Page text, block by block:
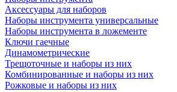
Аксессуары для наборов
Наборы инструмента универсальные
Наборы инструмента в ложементе
Ключи гаечные
Динамометрические
Трещоточные и наборы из них
Комбинированные и наборы из них
Рожковые и наборы из них